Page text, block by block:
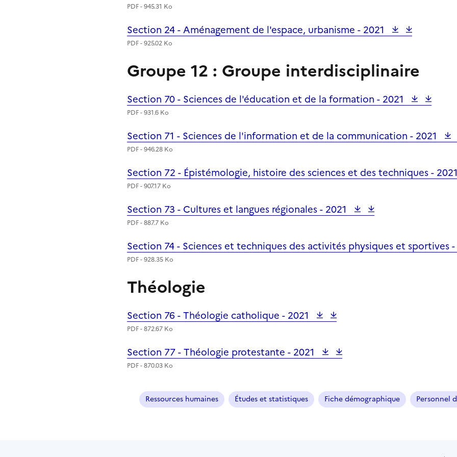
PDF - 945.31 Ko
Fichier
Section 24 - Aménagement de l'espace, urbanisme - 2021
PDF - 925.02 Ko
Groupe 12 : Groupe interdisciplinaire
Fichier
Section 70 - Sciences de l'éducation et de la formation - 2021
PDF - 931.6 Ko
Fichier
Section 71 - Sciences de l'information et de la communication - 2021
PDF - 946.28 Ko
Fichier
Section 72 - Épistémologie, histoire des sciences et des techniques -
PDF - 907.17 Ko
Fichier
Section 73 - Cultures et langues régionales - 2021
PDF - 887.7 Ko
Fichier
Section 74 - Sciences et techniques des activités physiques et sportives -
PDF - 928.35 Ko
Théologie
Fichier
Section 76 - Théologie catholique - 2021
PDF - 872.67 Ko
Fichier
Section 77 - Théologie protestante - 2021
PDF - 870.03 Ko
Ressources humaines Études et statistiques Fiche démographique Personnel